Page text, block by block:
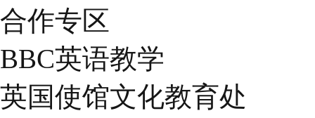
合作专区
BBC英语教学
英国使馆文化教育处